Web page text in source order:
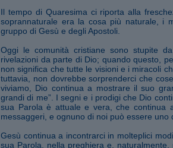
Il tempo di Quaresima ci riporta alla
soprannaturale era la cosa più naturale, i
gruppo di Gesù e degli Apostoli.
Oggi le comunità cristiane sono stupite
rivelazioni da parte di Dio; quando questo,
non significa che tutte le visioni e i miracoli
tuttavia, non dovrebbe sorprenderci che
viviamo, Dio continua a mostrare il suo
grandi di me”. I segni e i prodigi che Dio
sua Parola è attuale e vera, che continua
messaggeri, e ognuno di noi può essere uno
Gesù continua a incontrarci in molteplici
sua Parola, nella preghiera e,